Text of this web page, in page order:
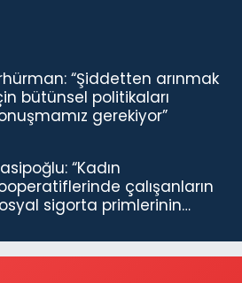
“Şiddetten arınmak
bütünsel politikaları
gerekiyor”
“Kadın
çalışanların
sigorta primlerinin